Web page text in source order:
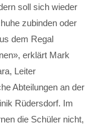
soll sich wieder
zubinden oder
dem Regal
erklärt Mark
Leiter
Abteilungen an der
Rüdersdorf. Im
die Schüler nicht,